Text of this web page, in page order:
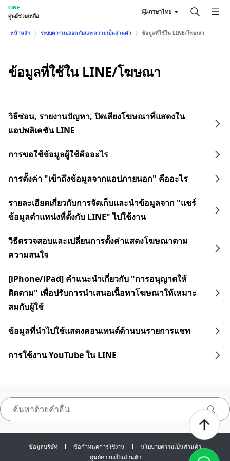
LINE
ศูนย์ช่วยเหลือ
ภาษาไทย
หน้าหลัก ระบบความปลอดภัยและความเป็นส่วนตัว ข้อมูลที่ใช้ใน LINE/โฆษณา
ข้อมูลที่ใช้ใน LINE/โฆษณา
วิธีซ่อน, รายงานปัญหา, ปิดเสียงโฆษณาที่แสดงใน
แอปพลิเคชัน LINE
การขอใช้ข้อมูลผู้ใช้คืออะไร
การตั้งค่า "เข้าถึงข้อมูลจากแอปภายนอก" คืออะไร
รายละเอียดเกี่ยวกับการจัดเก็บและนำข้อมูลจาก "แชร์
ข้อมูลตำแหน่งที่ตั้งกับ LINE" ไปใช้งาน
วิธีตรวจสอบและเปลี่ยนการตั้งค่าแสดงโฆษณาตาม
ความสนใจ
[iPhone/iPad] คำแนะนำเกี่ยวกับ "การอนุญาตให้
ติดตาม" เพื่อปรับการนำเสนอเนื้อหาโฆษณาให้เหมาะ
สมกับผู้ใช้
ข้อมูลที่นำไปใช้แสดงคอนเทนต์ด้านบนรายการแชท
การใช้งาน YouTube ใน LINE
ข้อมูลบริษัท ข้อกำหนดการใช้งาน
นโยบายความเป็นส่วนตัว
ศูนย์ความเป็นส่วนตัว